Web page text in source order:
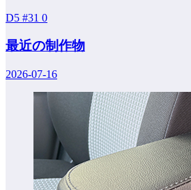
D5 #31 0
最近の制作物
2026-07-16